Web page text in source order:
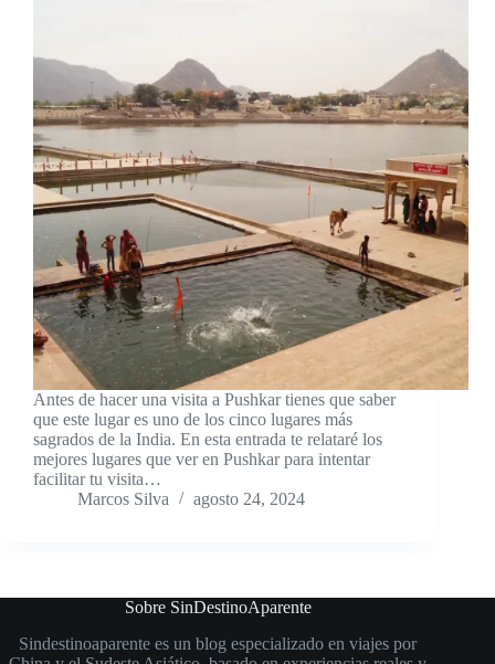
Antes de hacer una visita a Pushkar tienes que saber
que este lugar es uno de los cinco lugares más
sagrados de la India. En esta entrada te relataré los
mejores lugares que ver en Pushkar para intentar
facilitar tu visita…
Marcos Silva
agosto 24, 2024
Sobre SinDestinoAparente
Sindestinoaparente es un blog especializado en viajes por